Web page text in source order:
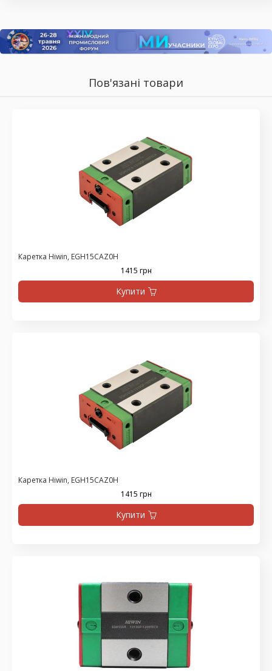
Пов'язані товари
Каретка Hiwin, EGH15CAZ0H
1415 грн
Купити
Каретка Hiwin, EGH15CAZ0H
1415 грн
Купити